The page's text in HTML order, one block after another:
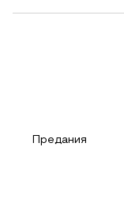
Предания